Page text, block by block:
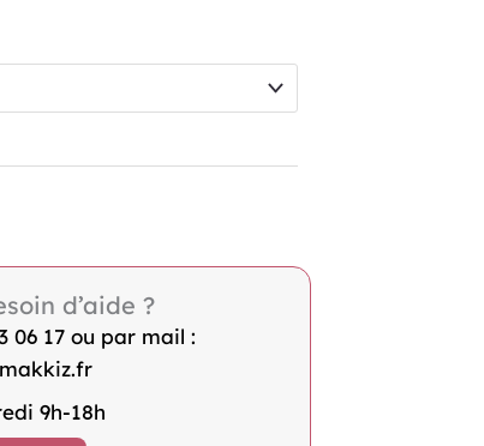
d’aide ?
06 17 ou par mail :
9h-18h